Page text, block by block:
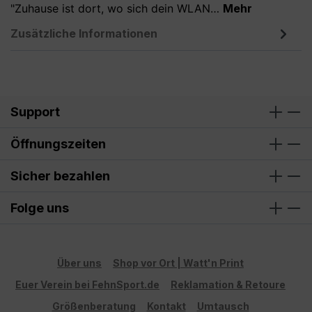
"Zuhause ist dort, wo sich dein WLAN… Mehr
Zusätzliche Informationen
Support
Öffnungszeiten
Sicher bezahlen
Folge uns
Über uns
Shop vor Ort | Watt'n Print
Euer Verein bei FehnSport.de
Reklamation & Retoure
Größenberatung
Kontakt Umtausch